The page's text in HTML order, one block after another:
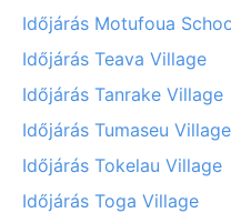
Időjárás Motufoua
Időjárás Teava Village
Időjárás Tanrake Village
Időjárás Tumaseu Village
Időjárás Tokelau Village
Időjárás Toga Village